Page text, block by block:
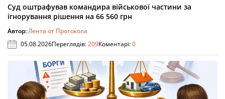
Суд оштрафував командира військової частини за
ігнорування рішення на 66 560 грн
Автор:Лента от Протокола
05.08.2026Переглядів:209Коментарі:0